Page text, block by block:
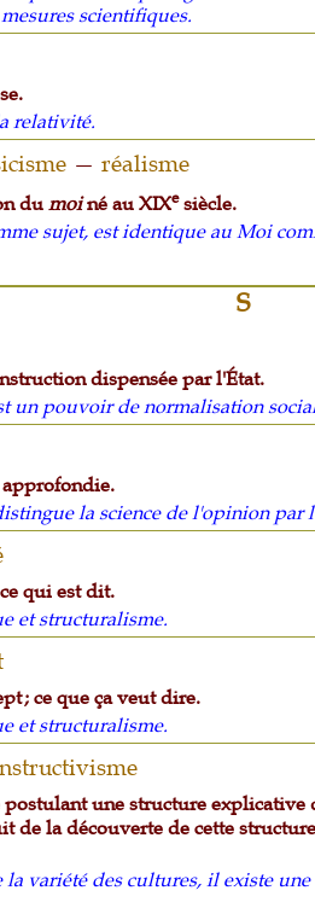
scientifiques.
relativité.
— réalisme
du moiné au XIXesiècle.
sujet, est identique au Moi
S
dispensée par l'État.
un pouvoir de normalisation
approfondie.
la science de l'opinion par
qui est dit.
et structuralisme.
; ce que ça veut dire.
et structuralisme.
une structure explicative
de la découverte de cette
la variété des cultures, il existe